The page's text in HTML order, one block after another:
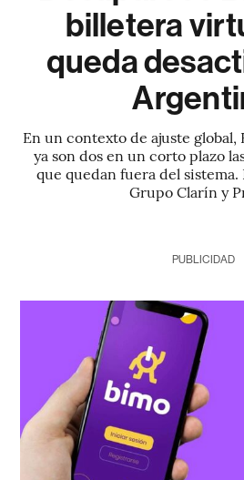
billetera
queda
En un contexto de ajuste global,
ya son dos en un corto plazo
que quedan fuera del
Grupo Clarín y
PUBLICIDAD